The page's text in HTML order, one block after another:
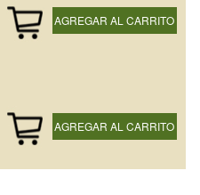
AGREGAR AL CARRITO
AGREGAR AL CARRITO